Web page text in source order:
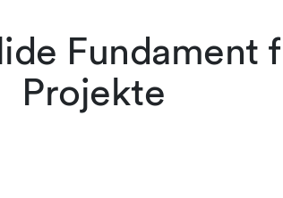
Fundament
Projekte